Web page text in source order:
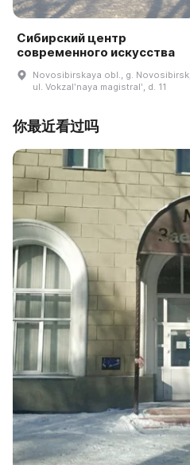
Сибирский центр
современного искусства
Novosibirskaya obl., g. Novosibirsk,
ul. Vokzalʹnaya magistralʹ, d. 11
你最近看过吗